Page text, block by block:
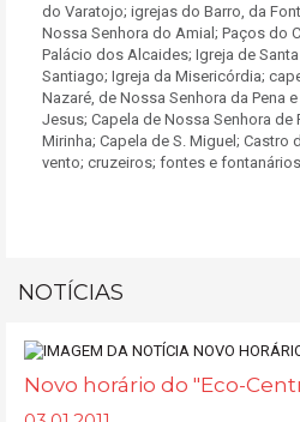
do Varatojo; igrejas do Barro, da
Nossa Senhora do Amial; Paços do
Palácio dos Alcaides; Igreja de
Santiago; Igreja da Misericórdia;
Nazaré, de Nossa Senhora da Pena
Jesus; Capela de Nossa Senhora de
Mirinha; Capela de S. Miguel;
vento; cruzeiros; fontes e fontanários.
NOTÍCIAS
Novo horário do "Eco-